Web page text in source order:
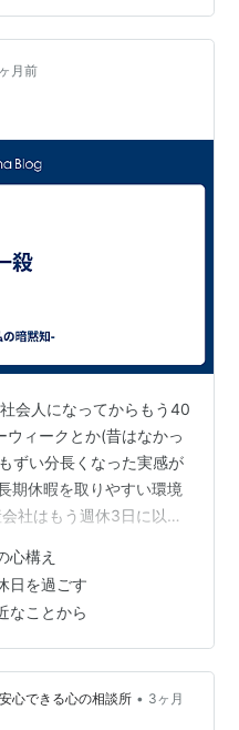
かう時にはコツがあると
「小さく、一つだけ」
月前
会人になってからもう40
ウィークとか(昔はなかっ
ずい分長くなった実感が
期休暇を取りやすい環境
社はもう週休3日に以降
す」という習慣はない
休暇を楽しく過ごす」
なってくると思う。 い
在費用は嵩むし、次々に
ばかりでは本末転倒とい
心構え
日を過ごす
なことから
心できる心の相談所 • 3ヶ月